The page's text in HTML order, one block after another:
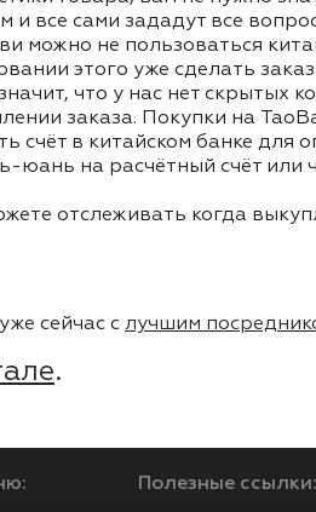
все сами зададут все
можно не пользоваться
этого уже сделать заказ.
что у нас нет скрытых
заказа. Покупки на
счёт в китайском банке для
юань на расчётный счёт или
отслеживать когда
сейчас с лучшим
.
Полезные ссылки: